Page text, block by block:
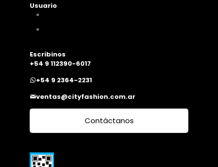
Usuario
Escribinos
+54 9 112390-6017
+54 9 2364-2231
ventas@cityfashion.com.ar
Contáctanos